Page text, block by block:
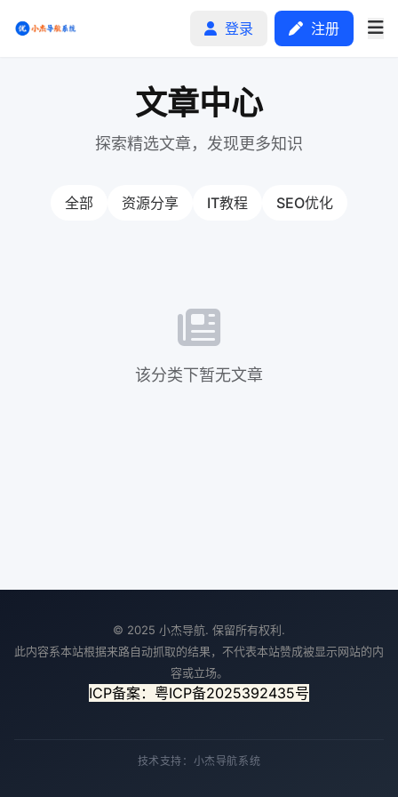
登录 注册
文章中心
探索精选文章，发现更多知识
全部 资源分享 IT教程 SEO优化
该分类下暂无文章
© 2025 小杰导航. 保留所有权利.
此内容系本站根据来路自动抓取的结果，不代表本站赞成被显示网站的内
容或立场。
ICP备案：粤ICP备2025392435号
技术支持：小杰导航系统